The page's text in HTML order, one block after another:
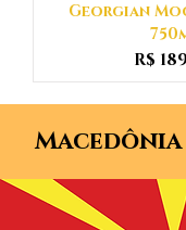
Georgian
Preço
R$